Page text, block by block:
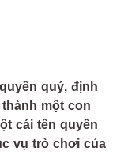
quý, định
một con
cái tên quyền
vụ trò chơi của